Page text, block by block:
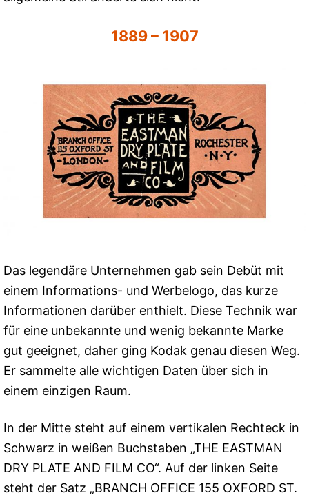
1889 – 1907
Das legendäre Unternehmen gab sein Debüt mit
einem Informations- und Werbelogo, das kurze
Informationen darüber enthielt. Diese Technik war
für eine unbekannte und wenig bekannte Marke
gut geeignet, daher ging Kodak genau diesen Weg.
Er sammelte alle wichtigen Daten über sich in
einem einzigen Raum.
In der Mitte steht auf einem vertikalen Rechteck in
Schwarz in weißen Buchstaben „THE EASTMAN
DRY PLATE AND FILM CO“. Auf der linken Seite
steht der Satz „BRANCH OFFICE 155 OXFORD ST.